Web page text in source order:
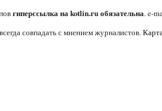
гиперссылка на kotlin.ru обязательна. e-
совпадать с мнением журналистов.